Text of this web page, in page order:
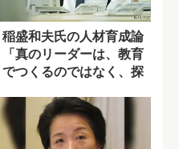
稲盛和夫氏の人材育成論
「真のリーダーは、教育
でつくるのではなく、探